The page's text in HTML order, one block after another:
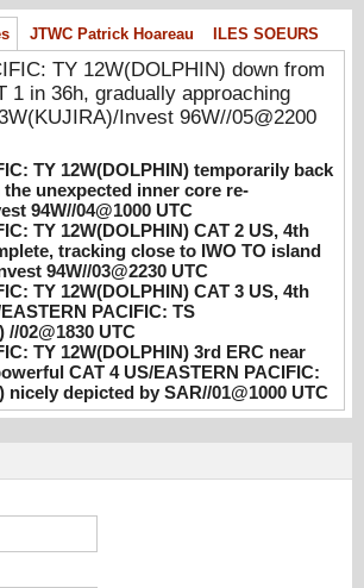
4 US with the
re-
94W//04@1000 UTC
TY 12W(DOLPHIN)
failed to complete,
TO island within 12
03@2230 UTC
TY 12W(DOLPHIN)
/Invest 94W/EASTERN
//02@1830
TY 12W(DOLPHIN)
07E(GENEVIEVE)
01@1000 UTC
JTWC Patrick Hoareau ILES SOEURS
TY 12W(DOLPHIN) down from
1 in 36h, gradually approaching
Invest 96W//05@2200
TY 12W(DOLPHIN) temporarily back
unexpected inner core re-
94W//04@1000 UTC
TY 12W(DOLPHIN) CAT 2 US, 4th
tracking close to IWO TO island
94W//03@2230 UTC
TY 12W(DOLPHIN) CAT 3 US, 4th
PACIFIC: TS
//02@1830 UTC
TY 12W(DOLPHIN) 3rd ERC near
CAT 4 US/EASTERN PACIFIC:
nicely depicted by SAR//01@1000 UTC